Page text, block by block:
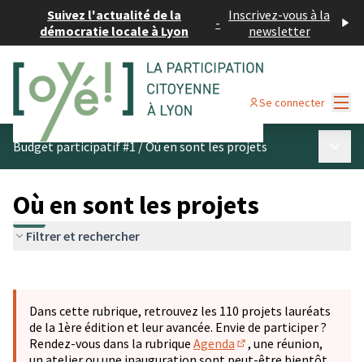
Suivez l'actualité de la
démocratie locale à Lyon
- Inscrivez-vous à la
newsletter
Se connecter
Budget participatif #1/Où en sont les projets
Où en sont les projets
Filtrer et rechercher
−
Dans cette rubrique, retrouvez les 110 projets lauréats
de la 1ère édition et leur avancée. Envie de participer ?
Rendez-vous dans la rubrique Agenda
(S'ouvre dans un
, une réunion,